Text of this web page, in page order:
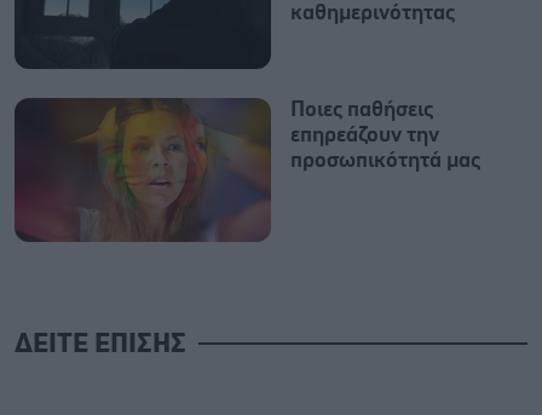
καθημερινότητας
Ποιες παθήσεις
επηρεάζουν την
προσωπικότητά μας
ΔΕΙΤΕ ΕΠΙΣΗΣ